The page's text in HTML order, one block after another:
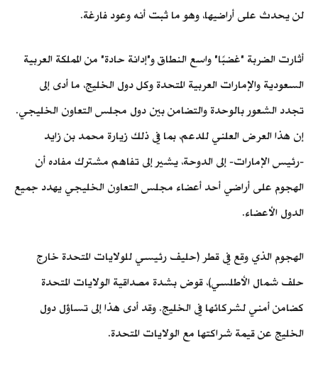
لن يحدث على أراضيها، وهو ما ثبت أنه وعود فارغة.
أثارت الضربة "غضبًا" واسع النطاق و"إدانة حادة" من المملكة العربية
السعودية والإمارات العربية المتحدة وكل دول الخليج، ما أدى إلى
تجدد الشعور بالوحدة والتضامن بين دول مجلس التعاون الخليجي.
إن هذا العرض العلني للدعم، بما في ذلك زيارة محمد بن زايد
-رئيس الإمارات- إلى الدوحة، يشير إلى تفاهم مشترك مفاده أن
الهجوم على أراضي أحد أعضاء مجلس التعاون الخليجي يهدد جميع
الدول الأعضاء.
الهجوم الذي وقع في قطر (حليف رئيسي للولايات المتحدة خارج
حلف شمال الأطلسي)، قوض بشدة مصداقية الولايات المتحدة
كضامن أمني لشركائها في الخليج. وقد أدى هذا إلى تساؤل دول
الخليج عن قيمة شراكتها مع الولايات المتحدة.